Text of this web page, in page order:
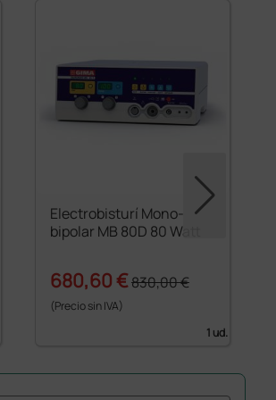
Electrobisturí Mono-
bipolar MB 80D 80 Watt
680,60 €830,00 €
(Precio sin IVA)
1 ud.